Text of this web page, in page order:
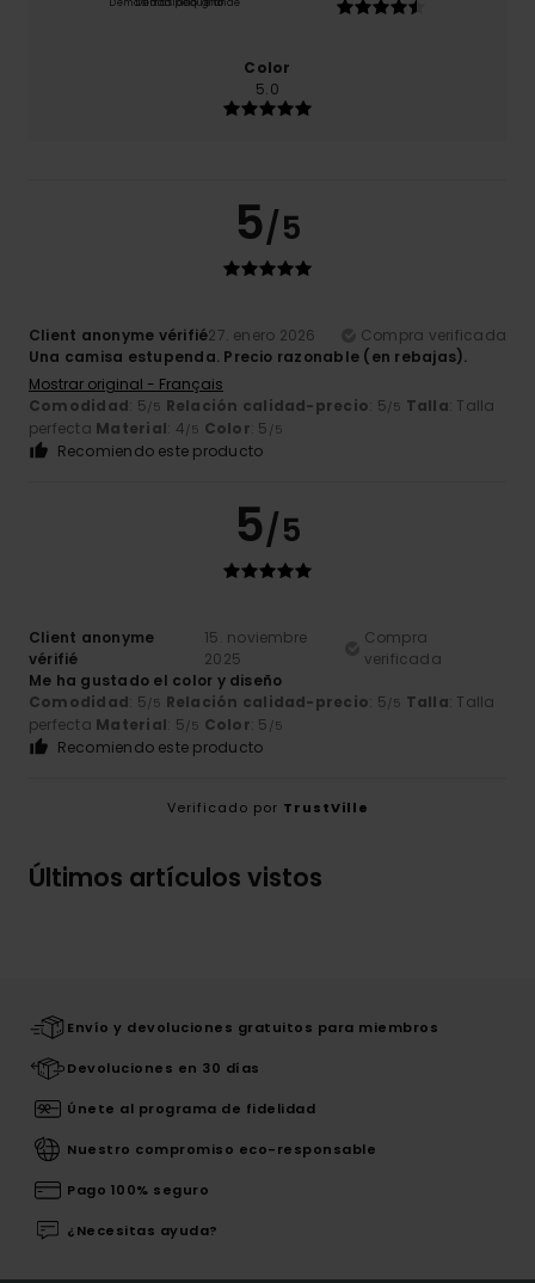
Demasiado pequeño
Demasiado grande
Color
5.0
5/5
Client anonyme vérifié27. enero 2026
Compra verificada
Una camisa estupenda. Precio razonable (en rebajas).
Mostrar original - Français
Comodidad: 5/5 Relación calidad-precio: 5/5 Talla: Talla
perfecta Material: 4/5 Color: 5 /5
Recomiendo este producto
5/5
Client anonyme
vérifié
15. noviembre
2025
Compra
verificada
Me ha gustado el color y diseño
Comodidad: 5/5 Relación calidad-precio: 5/5 Talla: Talla
perfecta Material: 5/5 Color: 5 /5
Recomiendo este producto
Verificado por TrustVille
Últimos artículos vistos
Envío y devoluciones gratuitos para miembros
Devoluciones en 30 días
Únete al programa de fidelidad
Nuestro compromiso eco-responsable
Pago 100% seguro
¿Necesitas ayuda?